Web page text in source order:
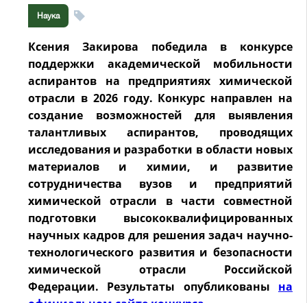
Наука
Ксения Закирова победила в конкурсе
поддержки академической мобильности
аспирантов на предприятиях химической
отрасли в 2026 году. Конкурс направлен на
создание возможностей для выявления
талантливых аспирантов, проводящих
исследования и разработки в области новых
материалов и химии, и развитие
сотрудничества вузов и предприятий
химической отрасли в части совместной
подготовки высококвалифицированных
научных кадров для решения задач научно-
технологического развития и безопасности
химической отрасли Российской
Федерации. Результаты опубликованы на